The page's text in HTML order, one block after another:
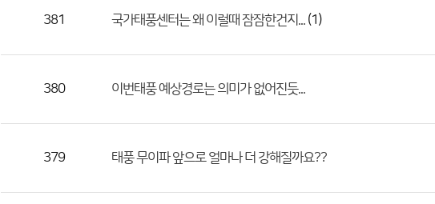
381 국가태풍센터는 왜 이럴때 잠잠한건지... (1)
380 이번태풍 예상경로는 의미가 없어진듯...
379 태풍 무이파 앞으로 얼마나 더 강해질까요??